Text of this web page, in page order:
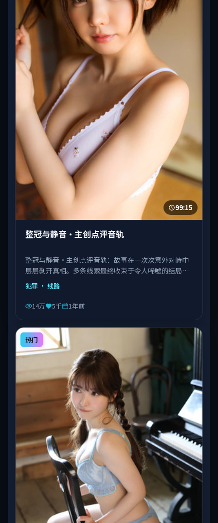
99:15
整冠与静音·主创点评音轨
整冠与静音·主创点评音轨：故事在一次次意外对峙中
层层剥开真相。多条线索最终收束于令人唏嘘的结局。
由陈凯歌执导，乔杉、沈腾、易烊千玺等主演，泰国出
品，类型为犯罪。
犯罪 · 线路
14万 5千 1年前
热门